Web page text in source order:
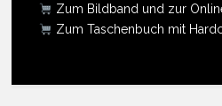
Zum Bildband und zur
Zum Taschenbuch mit